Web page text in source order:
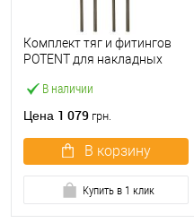
В наличии
Комплект тяг и фитингов
POTENT для накладных
Цена 1 079 грн.
В корзину
Купить в 1 клик